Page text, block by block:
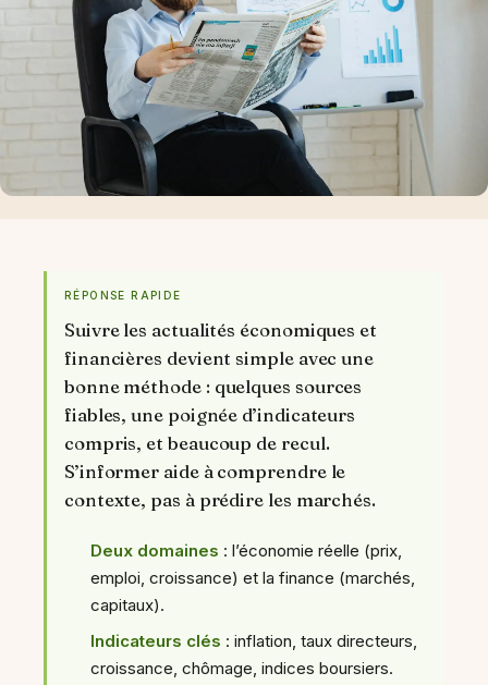
RÉPONSE RAPIDE
Suivre les actualités économiques et
financières devient simple avec une
bonne méthode : quelques sources
fiables, une poignée d’indicateurs
compris, et beaucoup de recul.
S’informer aide à comprendre le
contexte, pas à prédire les marchés.
Deux domaines : l’économie réelle (prix,
emploi, croissance) et la finance (marchés,
capitaux).
Indicateurs clés : inflation, taux directeurs,
croissance, chômage, indices boursiers.